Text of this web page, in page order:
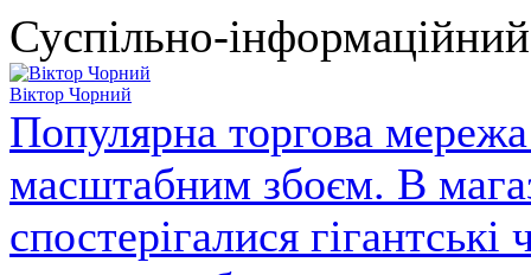
Суспільно-
Віктор Чорний
Популярна торгова
масштабним збоєм. В
спостерігалися